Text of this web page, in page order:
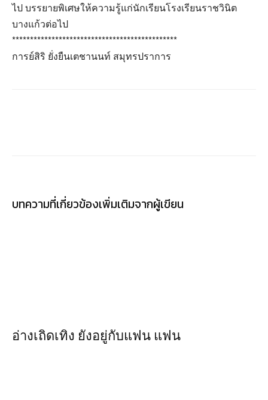
ไป บรรยายพิเศษให้ความรู้แก่นักเรียนโรงเรียนราชวินิต
บางแก้วต่อไป
**********************************************
การย์สิริ ยั่งยืนเตชานนท์ สมุทรปราการ
บทความที่เกี่ยวข้องเพิ่มเติมจากผู้เขียน
อ่างเถิดเทิง ยังอยู่กับแฟน แฟน